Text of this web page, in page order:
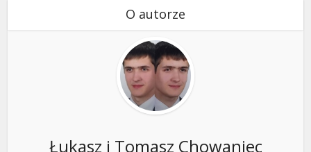
O autorze
Łukasz i Tomasz Chowaniec